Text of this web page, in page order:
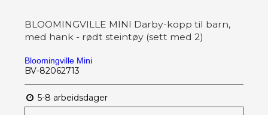
BLOOMINGVILLE MINI Darby-kopp til barn,
med hank - rødt steintøy (sett med 2)
Bloomingville Mini
BV-82062713
5-8 arbeidsdager